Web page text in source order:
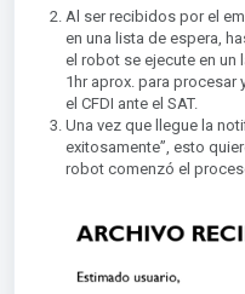
Al ser recibidos por el
en una lista de espera,
el robot se ejecute en un
1hr aprox. para procesar
el CFDI ante el SAT.
Una vez que llegue la
exitosamente”, esto
robot comenzó el